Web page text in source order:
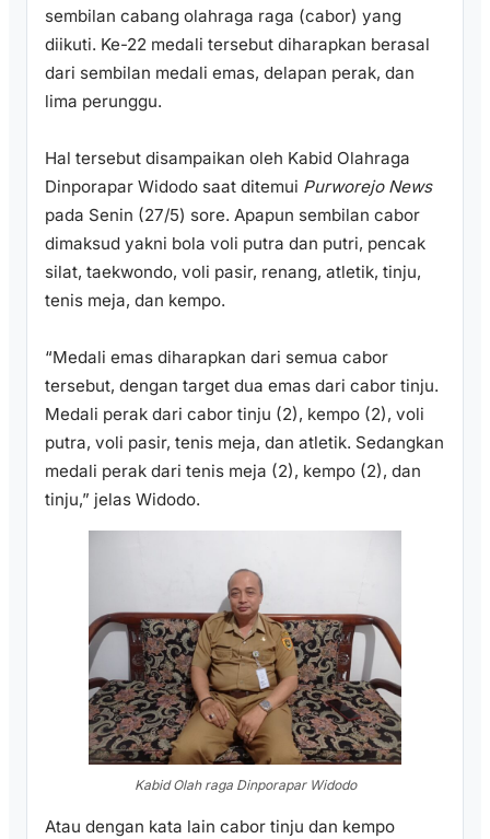
sembilan cabang olahraga raga (cabor) yang
diikuti. Ke-22 medali tersebut diharapkan berasal
dari sembilan medali emas, delapan perak, dan
lima perunggu.
Hal tersebut disampaikan oleh Kabid Olahraga
Dinporapar Widodo saat ditemui Purworejo News
pada Senin (27/5) sore. Apapun sembilan cabor
dimaksud yakni bola voli putra dan putri, pencak
silat, taekwondo, voli pasir, renang, atletik, tinju,
tenis meja, dan kempo.
“Medali emas diharapkan dari semua cabor
tersebut, dengan target dua emas dari cabor tinju.
Medali perak dari cabor tinju (2), kempo (2), voli
putra, voli pasir, tenis meja, dan atletik. Sedangkan
medali perak dari tenis meja (2), kempo (2), dan
tinju,” jelas Widodo.
Kabid Olah raga Dinporapar Widodo
Atau dengan kata lain cabor tinju dan kempo